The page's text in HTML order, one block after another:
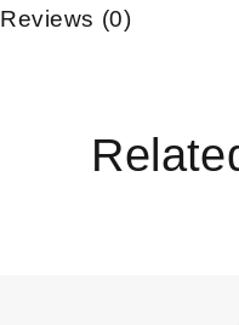
Reviews (0)